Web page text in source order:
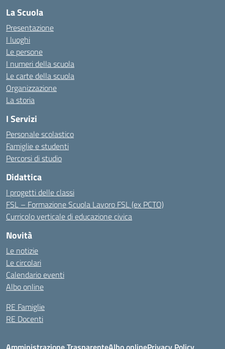
La Scuola
Presentazione
I luoghi
Le persone
I numeri della scuola
Le carte della scuola
Organizzazione
La storia
I Servizi
Personale scolastico
Famiglie e studenti
Percorsi di studio
Didattica
I progetti delle classi
FSL – Formazione Scuola Lavoro FSL (ex PCTO)
Curricolo verticale di educazione civica
Novità
Le notizie
Le circolari
Calendario eventi
Albo online
RE Famiglie
RE Docenti